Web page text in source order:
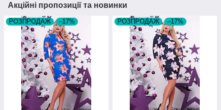
Акційні пропозиції та новинки
РОЗПРОДАЖ –17% РОЗПРОДАЖ –17%